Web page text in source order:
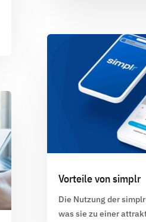
Vorteile von simplr
Die Nutzung der
was sie zu einer